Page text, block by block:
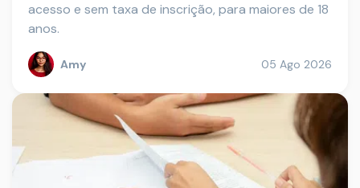
acesso e sem taxa de inscrição, para maiores de 18
anos.
Amy 05 Ago 2026